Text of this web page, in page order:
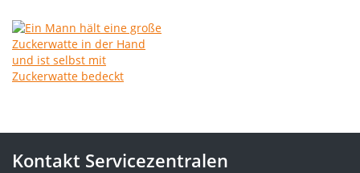
Kontakt Servicezentralen